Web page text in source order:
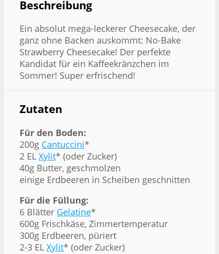
Beschreibung
Ein absolut mega-leckerer Cheesecake, der
ganz ohne Backen auskommt: No-Bake
Strawberry Cheesecake! Der perfekte
Kandidat für ein Kaffeekränzchen im
Sommer! Super erfrischend!
Zutaten
Für den Boden:
200g Cantuccini*
2 EL Xylit* (oder Zucker)
40g Butter, geschmolzen
einige Erdbeeren in Scheiben geschnitten
Für die Füllung:
6 Blätter Gelatine*
600g Frischkäse, Zimmertemperatur
300g Erdbeeren, püriert
2-3 EL Xylit* (oder Zucker)